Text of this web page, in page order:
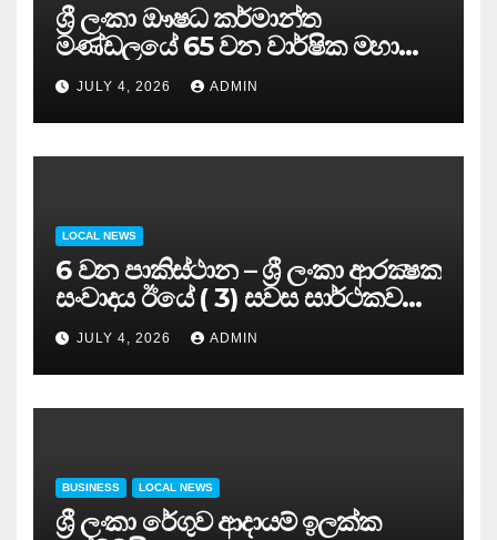
ශ්‍රී ලංකා ඖෂධ කර්මාන්ත
මණ්ඩලයේ 65 වන වාර්ෂික මහා
සමුළුව සෞඛ්‍ය නියෝජ්‍ය
අමාත්‍යවරයාගේ ප්‍රධානත්වයෙන්……
JULY 4, 2026 ADMIN
LOCAL NEWS
6 වන පාකිස්ථාන – ශ්‍රී ලංකා ආරක්‍ෂක
සංවාදය ඊයේ ( 3) සවස සාර්ථකව
අවසන් කරයි..
JULY 4, 2026 ADMIN
BUSINESS LOCAL NEWS
ශ්‍රී ලංකා රේගුව ආදායම් ඉලක්ක